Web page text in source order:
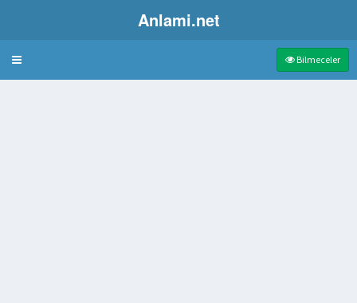
Anlami.net
Bulmaca Bilmeceler